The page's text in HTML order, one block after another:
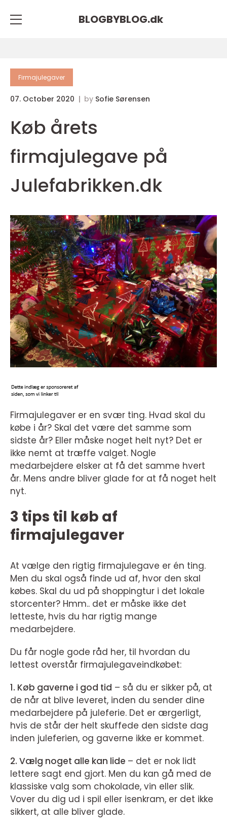
BLOGBYBLOG.dk
Firmajulegaver
07. October 2020 by Sofie Sørensen
Køb årets
firmajulegave på
Julefabrikken.dk
Firmajulegaver er en svær ting. Hvad skal du
købe i år? Skal det være det samme som
sidste år? Eller måske noget helt nyt? Det er
ikke nemt at træffe valget. Nogle
medarbejdere elsker at få det samme hvert
år. Mens andre bliver glade for at få noget helt
nyt.
3 tips til køb af
firmajulegaver
At vælge den rigtig firmajulegave er én ting.
Men du skal også finde ud af, hvor den skal
købes. Skal du ud på shoppingtur i det lokale
storcenter? Hmm.. det er måske ikke det
letteste, hvis du har rigtig mange
medarbejdere.
Du får nogle gode råd her, til hvordan du
lettest overstår firmajulegaveindkøbet:
1. Køb gaverne i god tid – så du er sikker på, at
de når at blive leveret, inden du sender dine
medarbejdere på juleferie. Det er ærgerligt,
hvis de står der helt skuffede den sidste dag
inden juleferien, og gaverne ikke er kommet.
2. Vælg noget alle kan lide – det er nok lidt
lettere sagt end gjort. Men du kan gå med de
klassiske valg som chokolade, vin eller slik.
Vover du dig ud i spil eller isenkram, er det ikke
sikkert, at alle bliver glade.